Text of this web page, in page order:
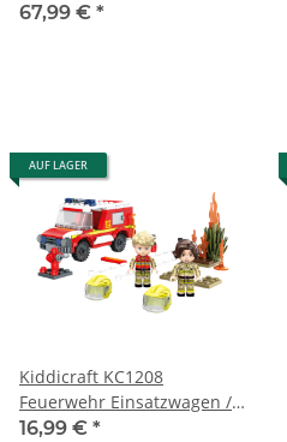
67,99 € *
AUF LAGER
Kiddicraft KC1208
Feuerwehr Einsatzwagen /
First Responder
16,99 € *